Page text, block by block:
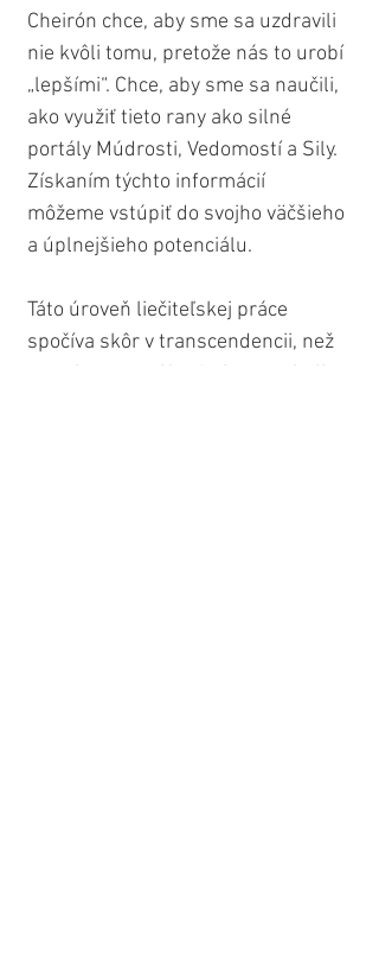
Cheirón chce, aby sme sa uzdravili
nie kvôli tomu, pretože nás to urobí
„lepšími“. Chce, aby sme sa naučili,
ako využiť tieto rany ako silné
portály Múdrosti, Vedomostí a Sily.
Získaním týchto informácií
môžeme vstúpiť do svojho väčšieho
a úplnejšieho potenciálu.
Táto úroveň liečiteľskej práce
spočíva skôr v transcendencii, než